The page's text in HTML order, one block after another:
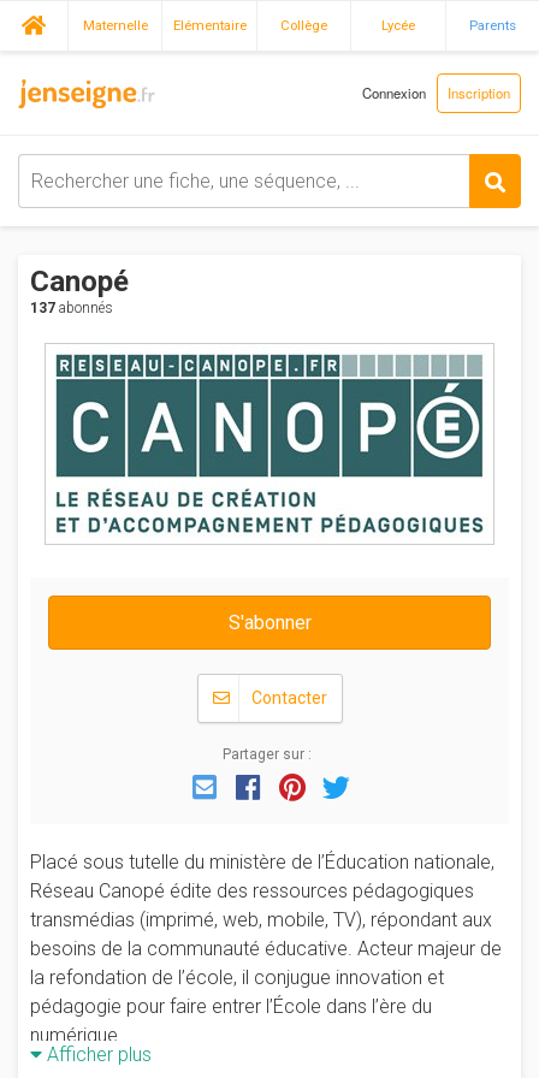
Maternelle Elémentaire Collège Lycée Parents
Connexion Inscription
Canopé
137 abonnés
S'abonner
Contacter
Partager sur :
EmailFacebook
Pinterest
Placé sous tutelle du ministère de l’Éducation nationale,
Réseau Canopé édite des ressources pédagogiques
transmédias (imprimé, web, mobile, TV), répondant aux
besoins de la communauté éducative. Acteur majeur de
la refondation de l’école, il conjugue innovation et
pédagogie pour faire entrer l’École dans l’ère du
numérique.
Afficher plus